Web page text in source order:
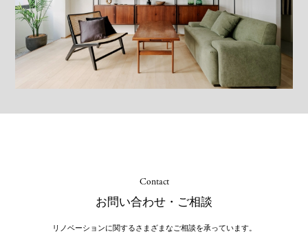
Contact
お問い合わせ・ご相談
リノベーションに関するさまざまなご相談を承っています。